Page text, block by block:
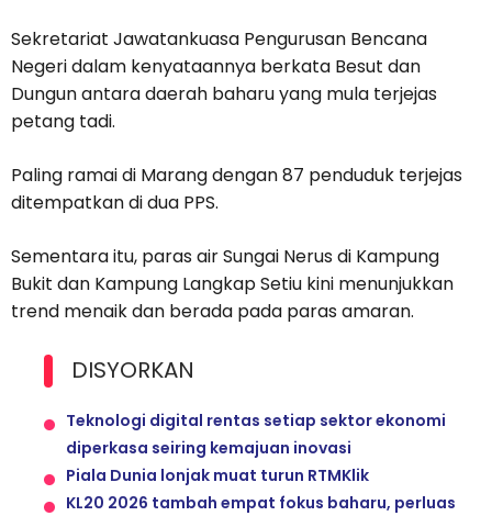
Sekretariat Jawatankuasa Pengurusan Bencana
Negeri dalam kenyataannya berkata Besut dan
Dungun antara daerah baharu yang mula terjejas
petang tadi.
Paling ramai di Marang dengan 87 penduduk terjejas
ditempatkan di dua PPS.
Sementara itu, paras air Sungai Nerus di Kampung
Bukit dan Kampung Langkap Setiu kini menunjukkan
trend menaik dan berada pada paras amaran.
DISYORKAN
Teknologi digital rentas setiap sektor ekonomi
diperkasa seiring kemajuan inovasi
Piala Dunia lonjak muat turun RTMKlik
KL20 2026 tambah empat fokus baharu, perluas